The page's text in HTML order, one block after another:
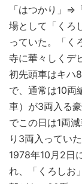
「はつかり」⇒
場として「くろ
っていた。「く
寺に華々しくデ
初先頭車はキハ
で、通常は10両
車）が3両入る
でこの日は1両
り3両入っていた
1978年10月2日
れ、「くろしお